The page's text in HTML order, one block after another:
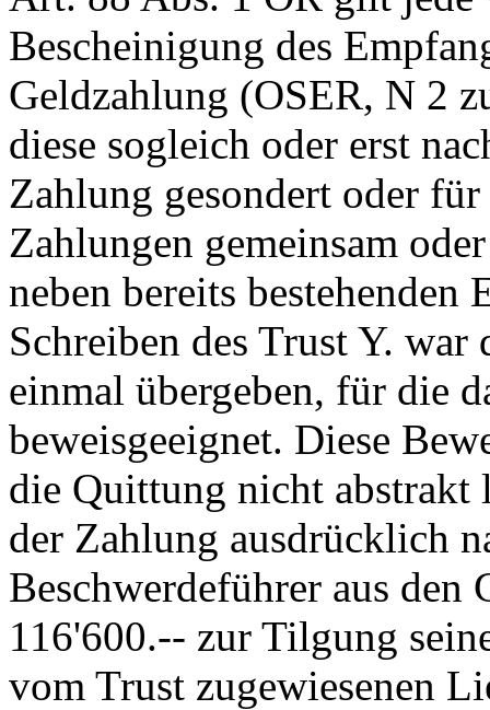
Bescheinigung des
Geldzahlung (OSER, N 2
diese sogleich oder erst
Zahlung gesondert oder
Zahlungen gemeinsam
neben bereits
Schreiben des Trust Y. war
einmal übergeben, für die
beweisgeeignet. Diese
die Quittung nicht abstrakt
der Zahlung ausdrücklich
Beschwerdeführer aus den
116'600.-- zur Tilgung
vom Trust zugewiesenen